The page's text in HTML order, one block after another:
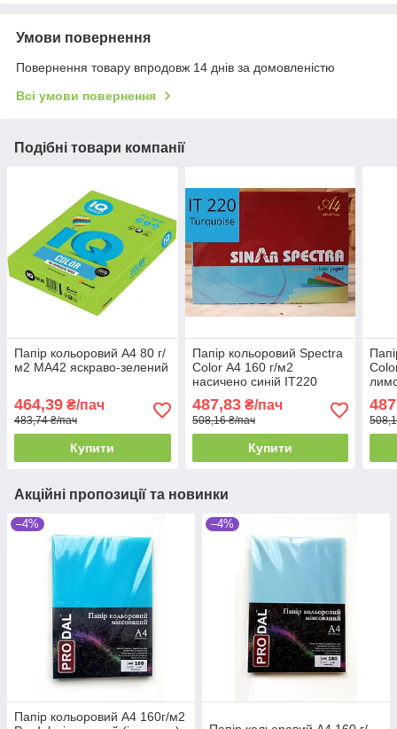
Умови повернення
Повернення товару впродовж 14 днів за домовленістю
Всі умови повернення
Подібні товари компанії
Папір кольоровий А4 80 г/
м2 MA42 яскраво-зелений
464,39 ₴/пач
483,74 ₴/пач
Купити
Папір кольоровий Spectra
Color А4 160 г/м2
насичено синій IT220
487,83₴/пач
508,16 ₴/пач
Купити
Акційні пропозиції та новинки
–4%
Папір кольоровий А4 160г/м2
–4%